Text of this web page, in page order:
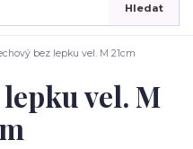
Hledat
bez lepku vel. M 21cm
vel. M